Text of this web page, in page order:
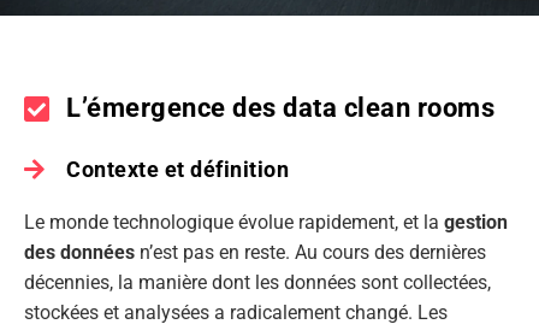
L’émergence des data clean rooms
Contexte et définition
Le monde technologique évolue rapidement, et la gestion
des données n’est pas en reste. Au cours des dernières
décennies, la manière dont les données sont collectées,
stockées et analysées a radicalement changé. Les